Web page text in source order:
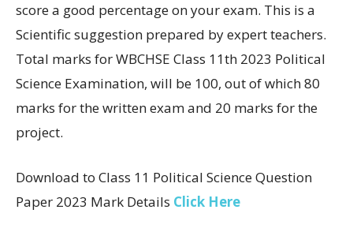
score a good percentage on your exam. This is a
Scientific suggestion prepared by expert teachers.
Total marks for WBCHSE Class 11th 2023 Political
Science Examination, will be 100, out of which 80
marks for the written exam and 20 marks for the
project.
Download to Class 11 Political Science Question
Paper 2023 Mark Details Click Here